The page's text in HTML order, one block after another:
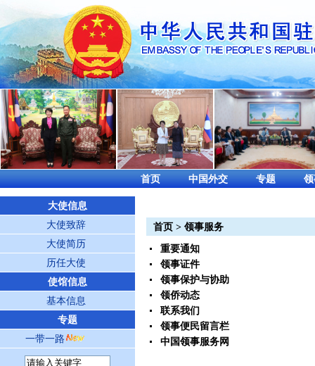
首页 中国外交 专题
大使信息
大使致辞
大使简历
历任大使
使馆信息
基本信息
专题
一带一路
首页 > 领事服务
重要通知
领事证件
领事保护与协助
领侨动态
联系我们
领事便民留言栏
中国领事服务网